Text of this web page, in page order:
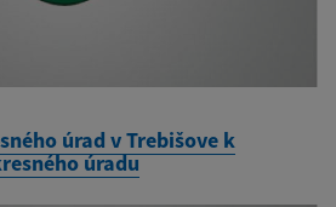
úrad v Trebišove k
úradu